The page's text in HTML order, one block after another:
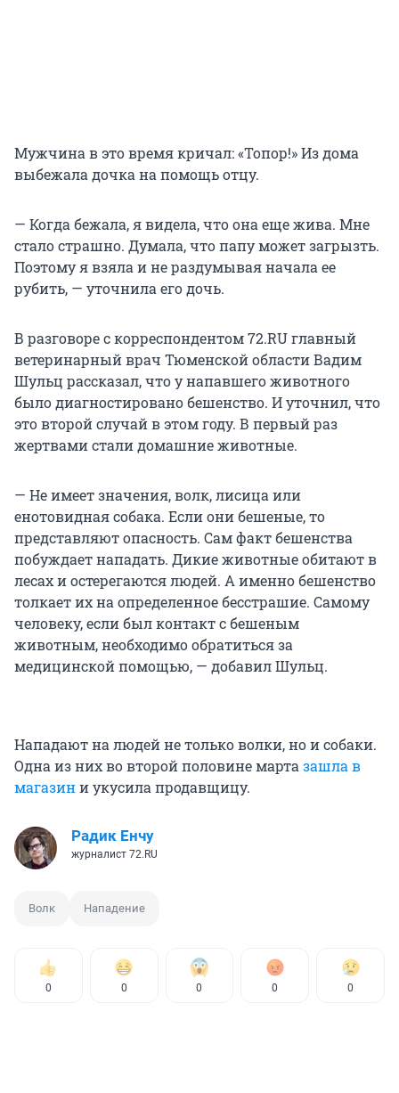
Мужчина в это время кричал: «Топор!» Из дома
выбежала дочка на помощь отцу.
— Когда бежала, я видела, что она еще жива. Мне
стало страшно. Думала, что папу может загрызть.
Поэтому я взяла и не раздумывая начала ее
рубить, — уточнила его дочь.
В разговоре с корреспондентом 72.RU главный
ветеринарный врач Тюменской области Вадим
Шульц рассказал, что у напавшего животного
было диагностировано бешенство. И уточнил, что
это второй случай в этом году. В первый раз
жертвами стали домашние животные.
— Не имеет значения, волк, лисица или
енотовидная собака. Если они бешеные, то
представляют опасность. Сам факт бешенства
побуждает нападать. Дикие животные обитают в
лесах и остерегаются людей. А именно бешенство
толкает их на определенное бесстрашие. Самому
человеку, если был контакт с бешеным
животным, необходимо обратиться за
медицинской помощью, — добавил Шульц.
Нападают на людей не только волки, но и собаки.
Одна из них во второй половине мартазашла в
магазини укусила продавщицу.
Радик Енчу
журналист 72.RU
Волк Нападение
0 0 0 0 0